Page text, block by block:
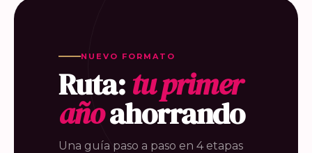
NUEVO FORMATO
Ruta:tu primer
añoahorrando
Una guía paso a paso en 4 etapas